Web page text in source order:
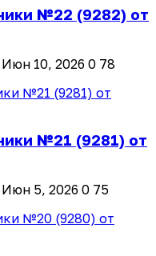
№22 (9282) от
Июн 10, 2026 0 78
№21 (9281) от
Июн 5, 2026 0 75